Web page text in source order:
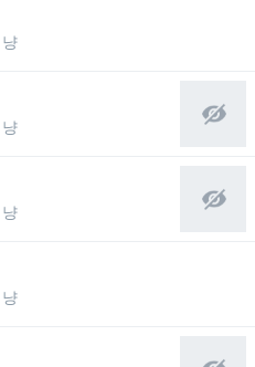
냥
냥
냥
냥